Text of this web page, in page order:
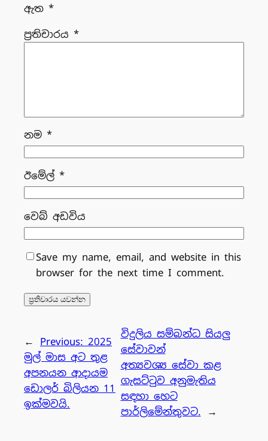
ඇත *
ප්‍රතිචාරය *
නම *
ඊමේල් *
වෙබ් අඩවිය
Save my name, email, and website in this
browser for the next time I comment.
← Previous: 2025
මුල් මාස අට තුළ
අපනයන ආදායම
ඩොලර් බිලියන 11
ඉක්මවයි.
විදුලිය සම්බන්ධ සියලු
සේවාවන්
අත්‍යවශ්‍ය සේවා කළ
ගැසට්ටුව අනුමැතිය
සඳහා හෙට
පාර්ලිමේන්තුවට.
→